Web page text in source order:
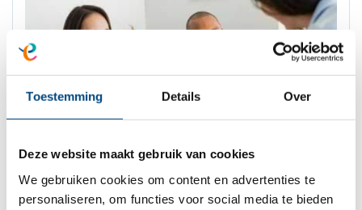
Toestemming Details Over
Deze website maakt gebruik van cookies
We gebruiken cookies om content en advertenties te
personaliseren, om functies voor social media te bieden